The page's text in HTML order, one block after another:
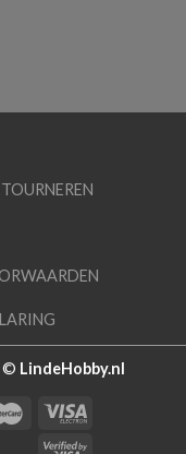
© LindeHobby.nl